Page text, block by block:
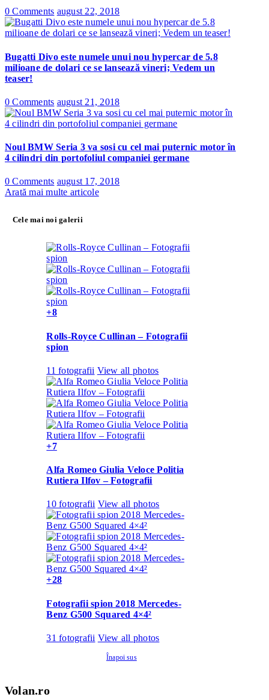
0 Comments august 22, 2018
Bugatti Divo este numele unui nou hypercar de 5.8
milioane de dolari ce se lansează vineri; Vedem un
teaser!
0 Comments august 21, 2018
Noul BMW Seria 3 va sosi cu cel mai puternic motor în
4 cilindri din portofoliul companiei germane
0 Comments august 17, 2018
Arată mai multe articole
Cele mai noi galerii
+8
Rolls-Royce Cullinan – Fotografii
spion
11 fotografii View all photos
+7
Alfa Romeo Giulia Veloce Politia
Rutiera Ilfov – Fotografii
10 fotografii View all photos
+28
Fotografii spion 2018 Mercedes-
Benz G500 Squared 4×4²
31 fotografii View all photos
Înapoi sus
Volan.ro